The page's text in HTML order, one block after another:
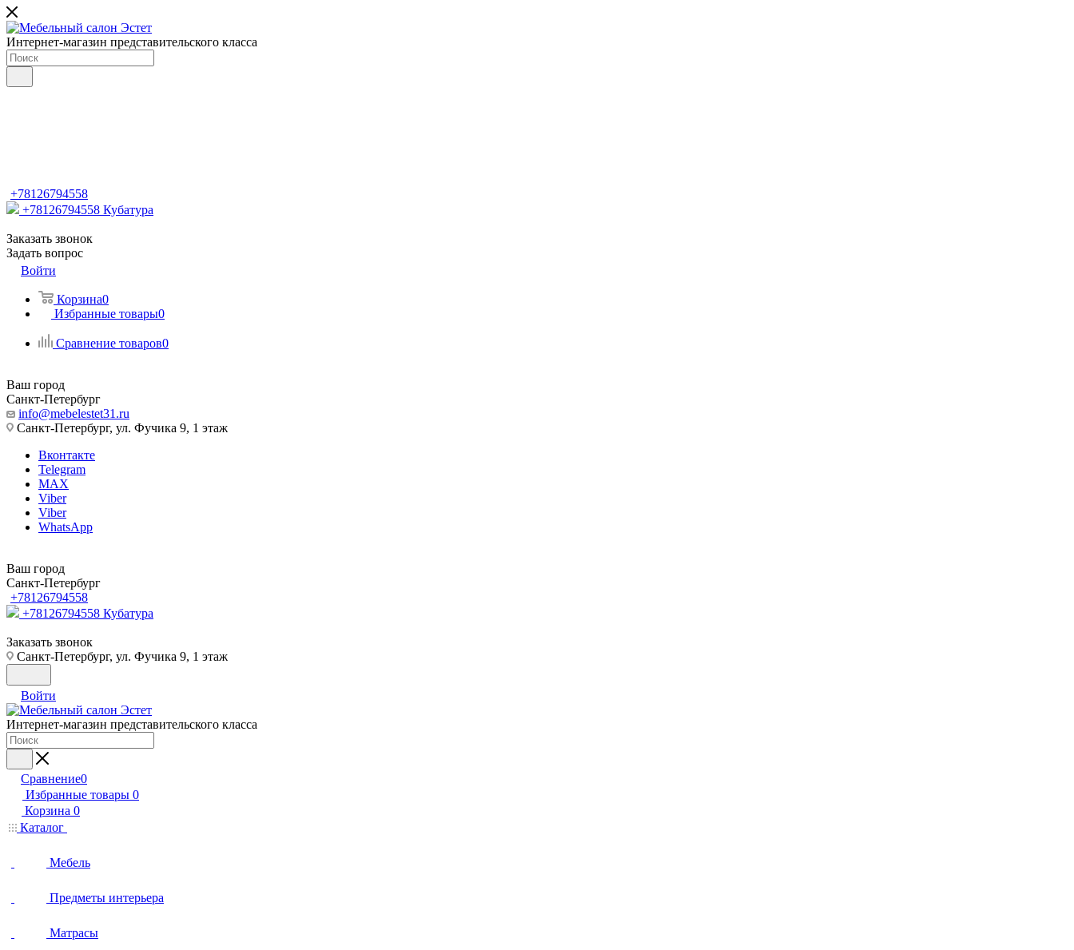
Интернет-магазин представительского класса
+78126794558
+78126794558 Кубатура
Заказать звонок
Задать вопрос
Войти
Корзина0
Избранные товары0
Сравнение товаров0
Ваш город
Санкт-Петербург
info@mebelestet31.ru
Санкт-Петербург, ул. Фучика 9, 1 этаж
Вконтакте
Telegram
MAX
Viber
Viber
WhatsApp
Ваш город
Санкт-Петербург
+78126794558
+78126794558 Кубатура
Заказать звонок
Санкт-Петербург, ул. Фучика 9, 1 этаж
Войти
Интернет-магазин представительского класса
Сравнение0
Избранные товары 0
Корзина 0
Каталог
Мебель
Предметы интерьера
Матрасы